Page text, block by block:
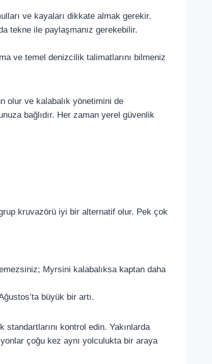
ve kayaları dikkate almak gerekir.
tekne ile paylaşmanız gerekebilir.
ve temel denizcilik talimatlarını bilmeniz
olur ve kalabalık yönetimini de
bağlıdır. Her zaman yerel güvenlik
kruvazörü iyi bir alternatif olur. Pek çok
Myrsini kalabalıksa kaptan daha
büyük bir artı.
kontrol edin. Yakınlarda
çoğu kez aynı yolculukta bir araya